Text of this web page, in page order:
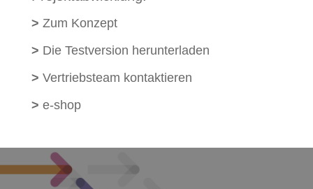
> Zum Konzept
> Die Testversion herunterladen
> Vertriebsteam kontaktieren
> e-shop